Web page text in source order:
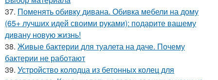
37. Поменять обивку дивана. Обивка мебели на дому
(65+ лучших идей своими руками): подарите вашему
дивану новую жизнь!
38. Живые бактерии для туалета на даче. Почему
бактерии не работают
39. Устройство колодца из бетонных колец для